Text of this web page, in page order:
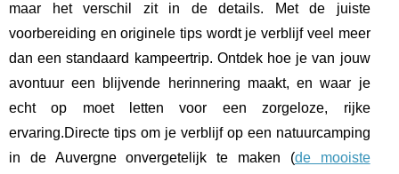
maar het verschil zit in de details. Met de juiste
voorbereiding en originele tips wordt je verblijf veel meer
dan een standaard kampeertrip. Ontdek hoe je van jouw
avontuur een blijvende herinnering maakt, en waar je
echt op moet letten voor een zorgeloze, rijke
ervaring.Directe tips om je verblijf op een natuurcamping
in de Auvergne onvergetelijk te maken (de mooiste